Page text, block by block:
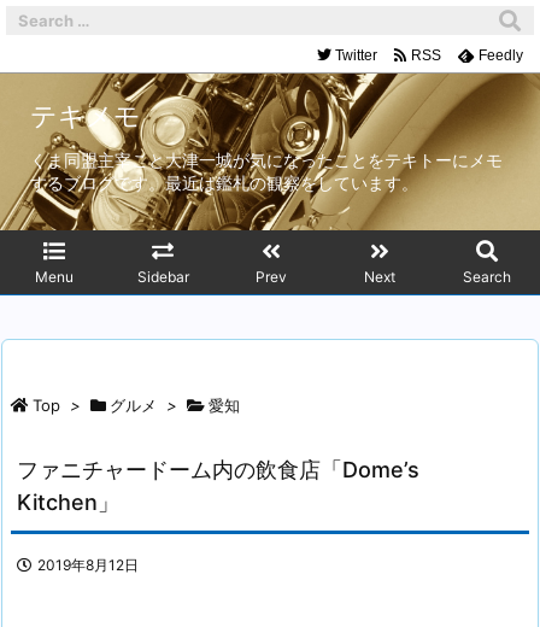
テキメモ
くま同盟主宰こと大津一城が気になったことをテキトーにメモ
するブログです。最近は鑑札の観察をしています。
Menu Sidebar Prev Next Search
Twitter RSS Feedly
Top > グルメ > 愛知
ファニチャードーム内の飲食店「Dome’s
Kitchen」
2019年8月12日